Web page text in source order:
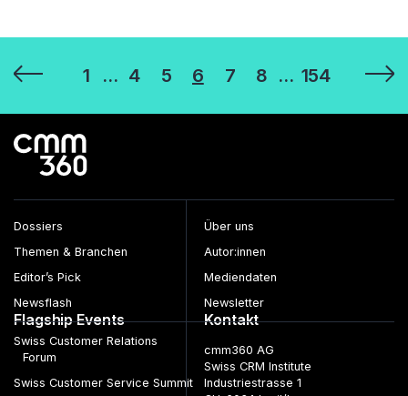
Seitennummerierung
der
Beiträge
1 … 4 5 6 7 8 … 154
Dossiers
Themen & Branchen
Editor’s Pick
Newsflash
Über uns
Autor:innen
Mediendaten
Newsletter
Flagship Events
Swiss Customer Relations
Forum
Swiss Customer Service Summit
Kontakt
cmm360 AG
Swiss CRM Institute
Industriestrasse 1